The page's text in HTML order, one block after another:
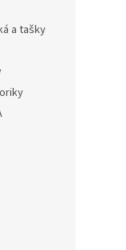
a tašky